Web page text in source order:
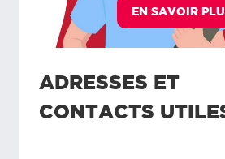
EN SAVOIR
ADRESSES ET
CONTACTS